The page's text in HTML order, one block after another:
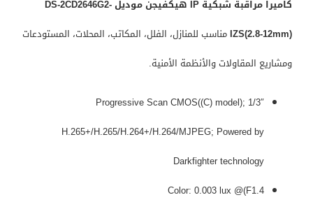
كاميرا مراقبة شبكية IP هيكفيجن موديل DS-2CD2646G2-
IZS(2.8-12mm)مناسب للمنازل، الفلل، المكاتب، المحلات، المستودعات
ومشاريع المقاولات والأنظمة الأمنية.
1/3″ Progressive Scan CMOS((C) model);
H.265+/H.265/H.264+/H.264/MJPEG; Powered by
Darkfighter technology
Color: 0.003 lux @(F1.4